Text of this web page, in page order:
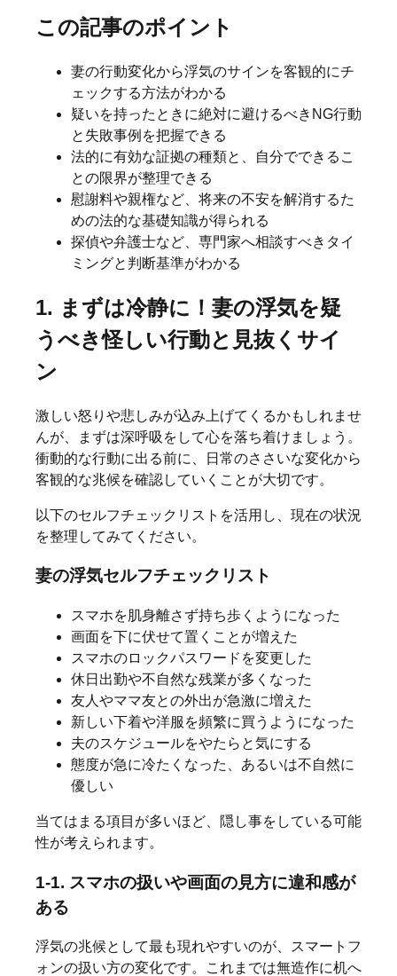
この記事のポイント
妻の行動変化から浮気のサインを客観的にチ
ェックする方法がわかる
疑いを持ったときに絶対に避けるべきNG行動
と失敗事例を把握できる
法的に有効な証拠の種類と、自分でできるこ
との限界が整理できる
慰謝料や親権など、将来の不安を解消するた
めの法的な基礎知識が得られる
探偵や弁護士など、専門家へ相談すべきタイ
ミングと判断基準がわかる
1. まずは冷静に！妻の浮気を疑
うべき怪しい行動と見抜くサイ
ン
激しい怒りや悲しみが込み上げてくるかもしれませ
んが、まずは深呼吸をして心を落ち着けましょう。
衝動的な行動に出る前に、日常のささいな変化から
客観的な兆候を確認していくことが大切です。
以下のセルフチェックリストを活用し、現在の状況
を整理してみてください。
妻の浮気セルフチェックリスト
スマホを肌身離さず持ち歩くようになった
画面を下に伏せて置くことが増えた
スマホのロックパスワードを変更した
休日出勤や不自然な残業が多くなった
友人やママ友との外出が急激に増えた
新しい下着や洋服を頻繁に買うようになった
夫のスケジュールをやたらと気にする
態度が急に冷たくなった、あるいは不自然に
優しい
当てはまる項目が多いほど、隠し事をしている可能
性が考えられます。
1-1. スマホの扱いや画面の見方に違和感が
ある
浮気の兆候として最も現れやすいのが、スマートフ
ォンの扱い方の変化です。これまでは無造作に机へ